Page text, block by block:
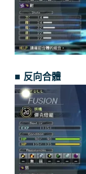
■ 反向合體